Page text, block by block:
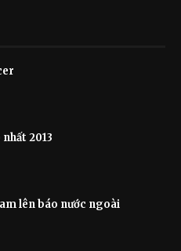
nhất 2013
lên báo nước ngoài